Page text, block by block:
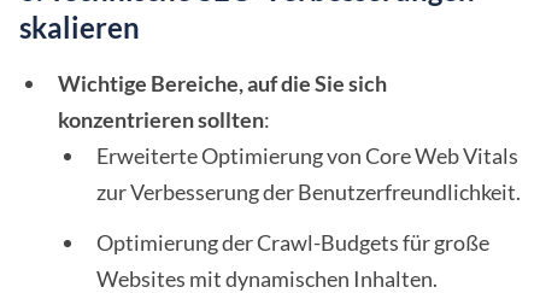
skalieren
Wichtige Bereiche, auf die Sie sich
konzentrieren sollten:
Erweiterte Optimierung von Core Web Vitals
zur Verbesserung der Benutzerfreundlichkeit.
Optimierung der Crawl-Budgets für große
Websites mit dynamischen Inhalten.